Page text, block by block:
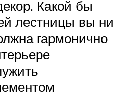
Какой бы
лестницы вы ни
гармонично